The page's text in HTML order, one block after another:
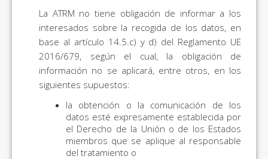
La ATRM no tiene obligación de informar a los
interesados sobre la recogida de los datos, en
base al artículo 14.5.c) y d) del Reglamento UE
2016/679, según el cual, la obligación de
información no se aplicará, entre otros, en los
siguientes supuestos:
la obtención o la comunicación de los
datos esté expresamente establecida por
el Derecho de la Unión o de los Estados
miembros que se aplique al responsable
del tratamiento o